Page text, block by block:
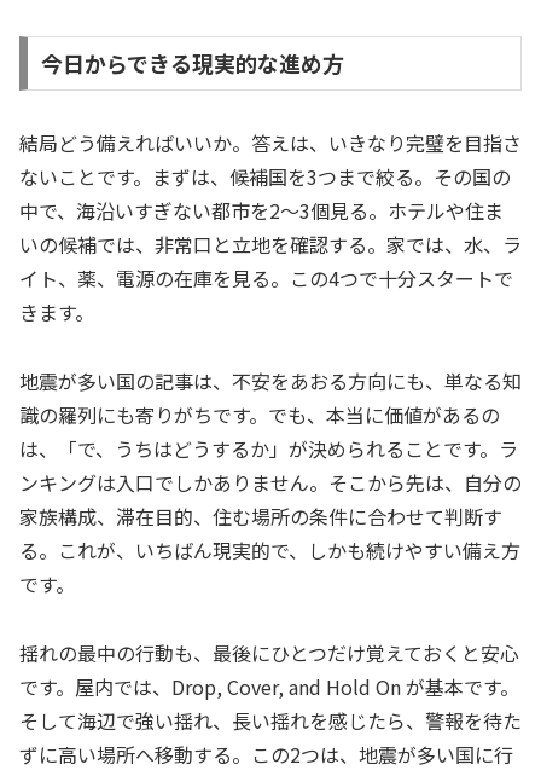
今日からできる現実的な進め方
結局どう備えればいいか。答えは、いきなり完璧を目指さ
ないことです。まずは、候補国を3つまで絞る。その国の
中で、海沿いすぎない都市を2〜3個見る。ホテルや住ま
いの候補では、非常口と立地を確認する。家では、水、ラ
イト、薬、電源の在庫を見る。この4つで十分スタートで
きます。
地震が多い国の記事は、不安をあおる方向にも、単なる知
識の羅列にも寄りがちです。でも、本当に価値があるの
は、「で、うちはどうするか」が決められることです。ラ
ンキングは入口でしかありません。そこから先は、自分の
家族構成、滞在目的、住む場所の条件に合わせて判断す
る。これが、いちばん現実的で、しかも続けやすい備え方
です。
揺れの最中の行動も、最後にひとつだけ覚えておくと安心
です。屋内では、Drop, Cover, and Hold On が基本です。
そして海辺で強い揺れ、長い揺れを感じたら、警報を待た
ずに高い場所へ移動する。この2つは、地震が多い国に行